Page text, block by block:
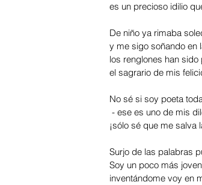
es un precioso idilio
De niño ya rimaba
y me sigo soñando en
los renglones han sido
el sagrario de mis
No sé si soy poeta
- ese es uno de mis
¡sólo sé que me salva
Surjo de las palabras
Soy un poco más
inventándome voy en